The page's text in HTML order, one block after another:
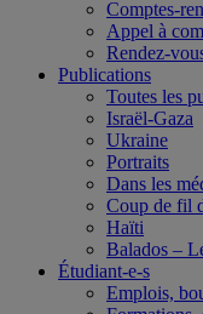
Comptes-
Appel à
Rendez-
Publications
Toutes les
Israël-Gaza
Ukraine
Portraits
Dans les
Coup de fil
Haïti
Balados –
Étudiant-e-s
Emplois,